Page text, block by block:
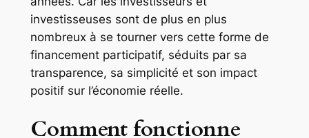
investisseuses sont de plus en plus
nombreux à se tourner vers cette forme de
financement participatif, séduits par sa
transparence, sa simplicité et son impact
positif sur l’économie réelle.
Comment fonctionne